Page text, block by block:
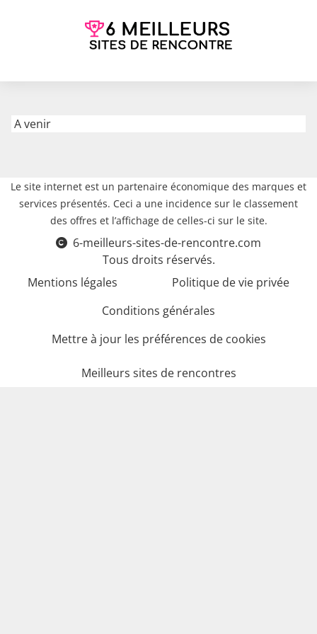
A venir
Le site internet est un partenaire économique des marques et
services présentés. Ceci a une incidence sur le classement
des offres et l’affichage de celles-ci sur le site.
6-meilleurs-sites-de-rencontre.com
Tous droits réservés.
Mentions légales
Politique de vie privée
Conditions générales
Mettre à jour les préférences de cookies
Meilleurs sites de rencontres